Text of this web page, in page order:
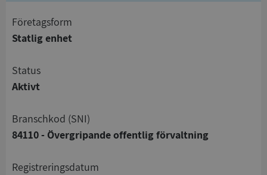
företagsform
Statlig enhet
status
Aktivt
branschkod (SNI)
84110 - Övergripande offentlig förvaltning
registreringsdatum